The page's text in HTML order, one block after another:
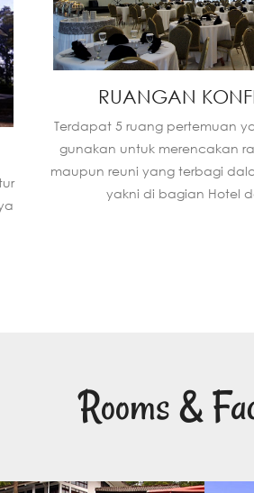
RUANGAN
Terdapat 5 ruang pertemuan
gunakan untuk merencakan
maupun reuni yang terbagi
yakni di bagian Hotel
Rooms &